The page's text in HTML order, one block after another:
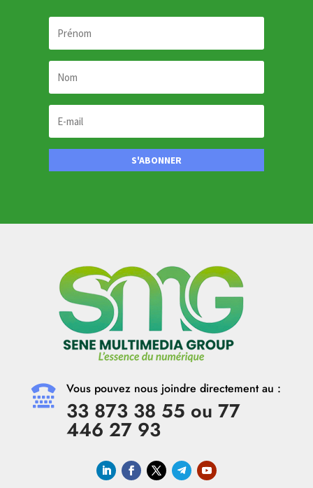
S'ABONNER
 Vous pouvez nous joindre directement au :
33 873 38 55 ou 77
446 27 93